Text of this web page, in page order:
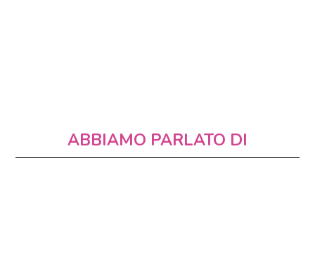
ABBIAMO PARLATO DI